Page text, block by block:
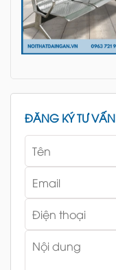
ĐĂNG KÝ TƯ VẤN